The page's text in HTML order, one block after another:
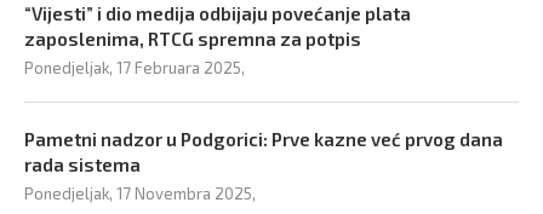
“Vijesti” i dio medija odbijaju povećanje plata
zaposlenima, RTCG spremna za potpis
Ponedjeljak, 17 Februara 2025,
Pametni nadzor u Podgorici: Prve kazne već prvog dana
rada sistema
Ponedjeljak, 17 Novembra 2025,